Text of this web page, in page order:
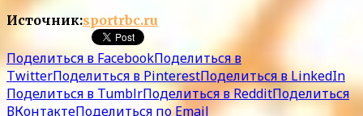
Источник:sportrbc.ru
Поделиться в FacebookПоделиться в
TwitterПоделиться в PinterestПоделиться в LinkedIn
Поделиться в TumblrПоделиться в RedditПоделиться
ВКонтактеПоделиться по Email